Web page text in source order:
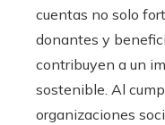
cuentas no solo
donantes y
contribuyen a un
sostenible. Al
organizaciones